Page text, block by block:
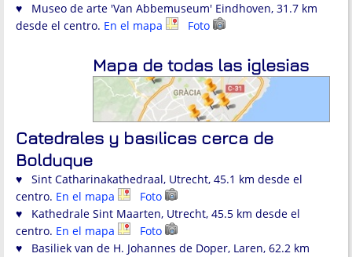
♥ Museo de arte 'Van Abbemuseum' Eindhoven, 31.7 km
desde el centro. En el mapa Foto
Mapa de todas las iglesias
Catedrales y basílicas cerca de
Bolduque
♥ Sint Catharinakathedraal, Utrecht, 45.1 km desde el
centro. En el mapa
Foto
♥ Kathedrale Sint Maarten, Utrecht, 45.5 km desde el
centro. En el mapa
Foto
♥ Basiliek van de H. Johannes de Doper, Laren, 62.2 km